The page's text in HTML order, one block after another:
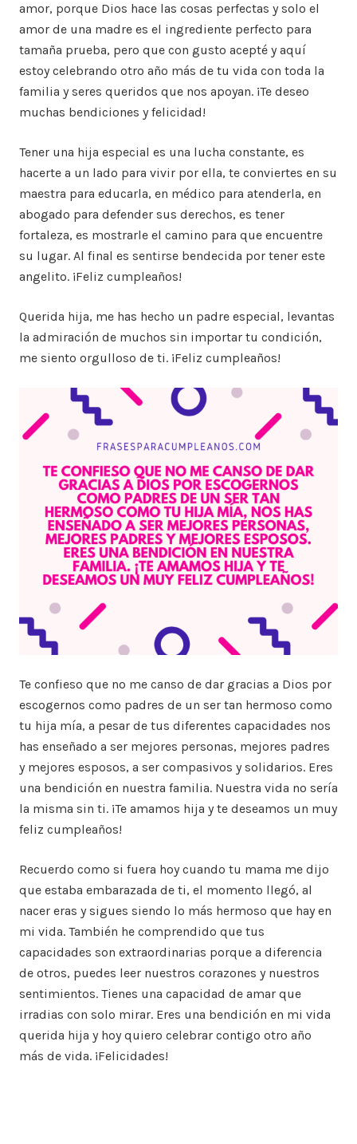
amor, porque Dios hace las cosas perfectas y solo el
amor de una madre es el ingrediente perfecto para
tamaña prueba, pero que con gusto acepté y aquí
estoy celebrando otro año más de tu vida con toda la
familia y seres queridos que nos apoyan. ¡Te deseo
muchas bendiciones y felicidad!
Tener una hija especial es una lucha constante, es
hacerte a un lado para vivir por ella, te conviertes en su
maestra para educarla, en médico para atenderla, en
abogado para defender sus derechos, es tener
fortaleza, es mostrarle el camino para que encuentre
su lugar. Al final es sentirse bendecida por tener este
angelito. ¡Feliz cumpleaños!
Querida hija, me has hecho un padre especial, levantas
la admiración de muchos sin importar tu condición,
me siento orgulloso de ti. ¡Feliz cumpleaños!
Te confieso que no me canso de dar gracias a Dios por
escogernos como padres de un ser tan hermoso como
tu hija mía, a pesar de tus diferentes capacidades nos
has enseñado a ser mejores personas, mejores padres
y mejores esposos, a ser compasivos y solidarios. Eres
una bendición en nuestra familia. Nuestra vida no sería
la misma sin ti. ¡Te amamos hija y te deseamos un muy
feliz cumpleaños!
Recuerdo como si fuera hoy cuando tu mama me dijo
que estaba embarazada de ti, el momento llegó, al
nacer eras y sigues siendo lo más hermoso que hay en
mi vida. También he comprendido que tus
capacidades son extraordinarias porque a diferencia
de otros, puedes leer nuestros corazones y nuestros
sentimientos. Tienes una capacidad de amar que
irradias con solo mirar. Eres una bendición en mi vida
querida hija y hoy quiero celebrar contigo otro año
más de vida. ¡Felicidades!